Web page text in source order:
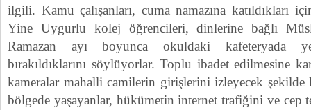
ilgili. Kamu çalışanları, cuma namazına katıldıkları
Yine Uygurlu kolej öğrencileri, dinlerine bağlı
Ramazan ayı boyunca okuldaki kafeteryada
bırakıldıklarını söylüyorlar. Toplu ibadet edilmesine
kameralar mahalli camilerin girişlerini izleyecek şekilde
bölgede yaşayanlar, hükümetin internet trafiğini ve cep